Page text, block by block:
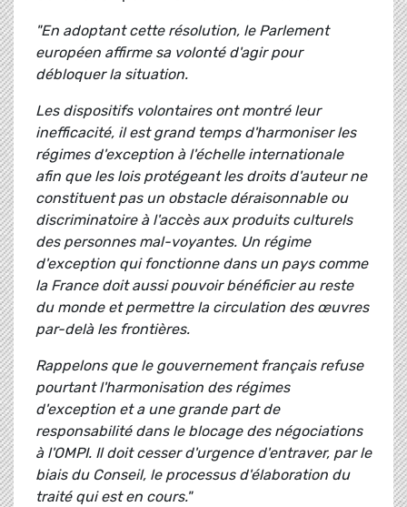
"En adoptant cette résolution, le Parlement
européen affirme sa volonté d'agir pour
débloquer la situation.
Les dispositifs volontaires ont montré leur
inefficacité, il est grand temps d'harmoniser les
régimes d'exception à l'échelle internationale
afin que les lois protégeant les droits d'auteur ne
constituent pas un obstacle déraisonnable ou
discriminatoire à l'accès aux produits culturels
des personnes mal-voyantes. Un régime
d'exception qui fonctionne dans un pays comme
la France doit aussi pouvoir bénéficier au reste
du monde et permettre la circulation des œuvres
par-delà les frontières.
Rappelons que le gouvernement français refuse
pourtant l'harmonisation des régimes
d'exception et a une grande part de
responsabilité dans le blocage des négociations
à l'OMPI. Il doit cesser d'urgence d'entraver, par le
biais du Conseil, le processus d'élaboration du
traité qui est en cours."